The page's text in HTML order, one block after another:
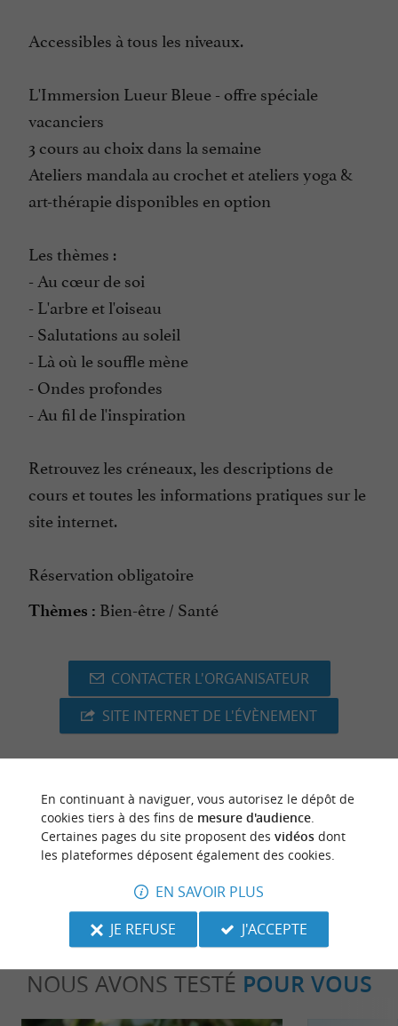
Accessibles à tous les niveaux.
L'Immersion Lueur Bleue - offre spéciale
vacanciers
3 cours au choix dans la semaine
Ateliers mandala au crochet et ateliers yoga &
art-thérapie disponibles en option
Les thèmes :
- Au cœur de soi
- L'arbre et l'oiseau
- Salutations au soleil
- Là où le souffle mène
- Ondes profondes
- Au fil de l'inspiration
Retrouvez les créneaux, les descriptions de
cours et toutes les informations pratiques sur le
site internet.
Réservation obligatoire
Thèmes : Bien-être / Santé
CONTACTER L'ORGANISATEUR
SITE INTERNET DE L'ÉVÈNEMENT
dernière mise à jour :08/07/2026 à 04:51:57
Source :Sirtaqui-Crédit photo :Margaux Charente -
NOUS AVONS TESTÉ POUR VOUS
En continuant à naviguer, vous autorisez le dépôt de
cookies tiers à des fins de mesure d'audience.
Certaines pages du site proposent des vidéosdont
les plateformes déposent également des cookies.
EN SAVOIR PLUS
JE REFUSE
J'ACCEPTE